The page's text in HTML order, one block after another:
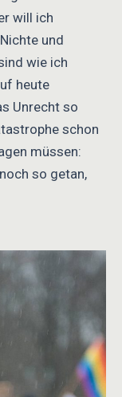
will ich
und
wie ich
heute
Unrecht so
schon
müssen:
so getan,